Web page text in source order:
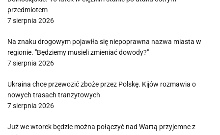
przedmiotem
7 sierpnia 2026
Na znaku drogowym pojawiła się niepoprawna nazwa miasta w
regionie. "Będziemy musieli zmieniać dowody?"
7 sierpnia 2026
Ukraina chce przewozić zboże przez Polskę. Kijów rozmawia o
nowych trasach tranzytowych
7 sierpnia 2026
Już we wtorek będzie można połączyć nad Wartą przyjemne z